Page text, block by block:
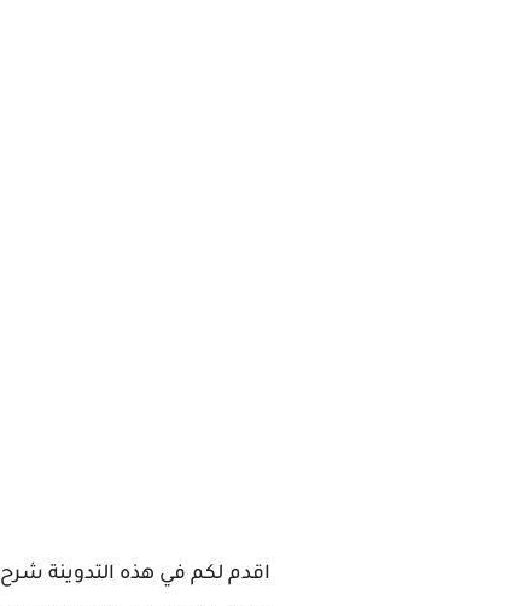
اقدم لكم في هذه التدوينة شرح